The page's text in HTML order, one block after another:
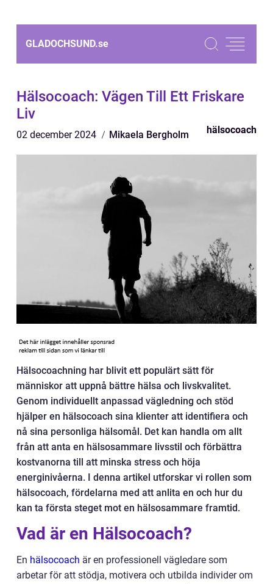
GLADOCHSUND.se
Hälsocoach: Vägen Till Ett Friskare
Liv
02 december 2024 Mikaela Bergholm hälsocoach
Hälsocoachning har blivit ett populärt sätt för
människor att uppnå bättre hälsa och livskvalitet.
Genom individuellt anpassad vägledning och stöd
hjälper en hälsocoach sina klienter att identifiera och
nå sina personliga hälsomål. Det kan handla om allt
från att anta en hälsosammare livsstil och förbättra
kostvanorna till att minska stress och höja
energinivåerna. I denna artikel utforskar vi rollen som
hälsocoach, fördelarna med att anlita en och hur du
kan ta första steget mot en hälsosammare framtid.
Vad är en Hälsocoach?
En hälsocoach är en professionell vägledare som
arbetar för att stödja, motivera och utbilda individer om